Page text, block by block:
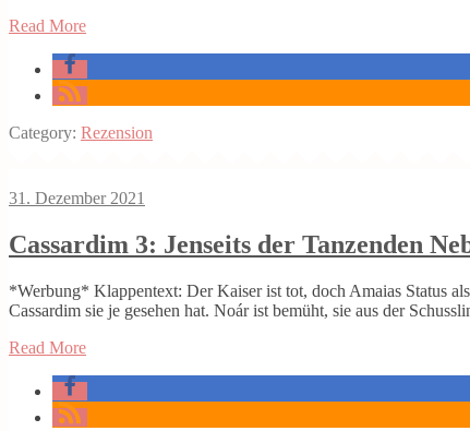
Read More
Category: Rezension
31. Dezember 2021
Cassardim 3: Jenseits der Tanzenden
*Werbung* Klappentext: Der Kaiser ist tot, doch Amaias Status
Cassardim sie je gesehen hat. Noár ist bemüht, sie aus der
Read More